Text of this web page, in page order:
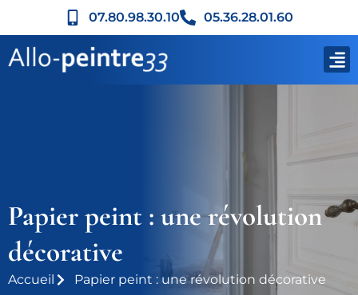
07.80.98.30.10 05.36.28.01.60
Papier peint : une révolution
décorative
Accueil Papier peint : une révolution décorative